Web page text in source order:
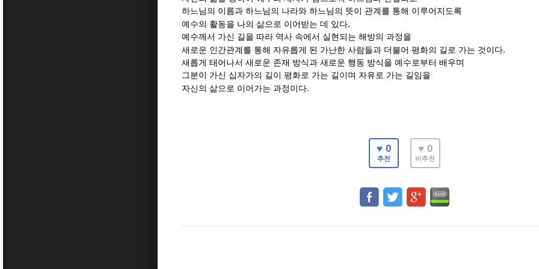
하느님의 이름과 하느님의 나라와 하느님의 뜻이 관계를 통해 이루어지도록
예수의 활동을 나의 삶으로 이어받는 데 있다.
예수께서 가신 길을 따라 역사 속에서 실현되는 해방의 과정을
새로운 인간관계를 통해 자유롭게 된 가난한 사람들과 더불어 평화의 길로 가는 것이다.
새롭게 태어나서 새로운 존재 방식과 새로운 행동 방식을 예수로부터 배우며
그분이 가신 십자가의 길이 평화로 가는 길이며 자유로 가는 길임을
자신의 삶으로 이어가는 과정이다.
♥ 0
추천
♥ 0
비추천